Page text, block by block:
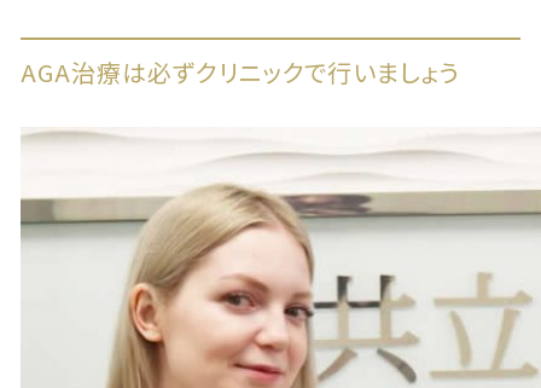
AGA治療は必ずクリニックで行いましょう